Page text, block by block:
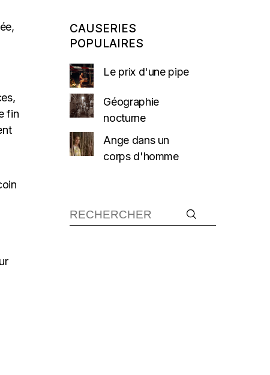
fin
CAUSERIES
POPULAIRES
Le prix d'une pipe
Géographie
nocturne
Ange dans un
corps d'homme